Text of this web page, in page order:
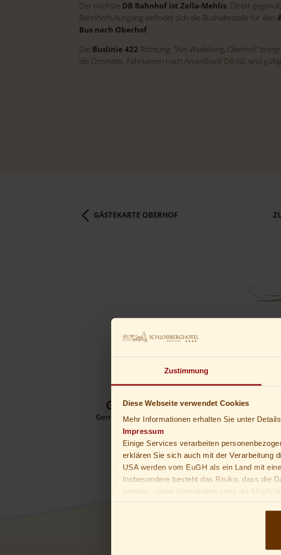
Zustimmung
Diese Webseite verwendet Cookies
Mehr Informationen erhalten Sie unter
Impressum
Einige Services verarbeiten
erklären Sie sich auch mit der Verarbeitung
USA werden vom EuGH als ein Land mit
Insbesondere besteht das Risiko, dass die
werden – unter Umständen ohne die
Der nächste DB Bahnhof ist Zella-Mehlis . Direkt
Bahnhofs-Ausgang befindet sich die Bushaltestelle für den
Bus nach Oberhof
Die Buslinie 422 Richtung: "Am Wadeberg, Oberhof"
die Ortsmitte. Fahrkarten nach Anstoßtarif DB-NE sind gültig.
GÄSTEKARTE OBERHOF
GUTSCHEIN
Genusszeit verschenken Was unsere